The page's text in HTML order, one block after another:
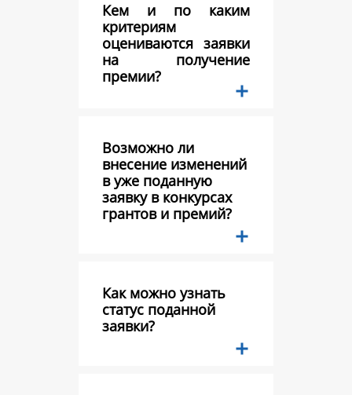
Кем и по каким
критериям
оцениваются заявки
на получение
премии?
Возможно ли
внесение изменений
в уже поданную
заявку в конкурсах
грантов и премий?
Как можно узнать
статус поданной
заявки?